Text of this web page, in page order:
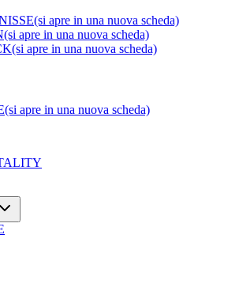
(si apre in una nuova scheda)
(si apre in una nuova scheda)
(si apre in una nuova scheda)
(si apre in una nuova scheda)